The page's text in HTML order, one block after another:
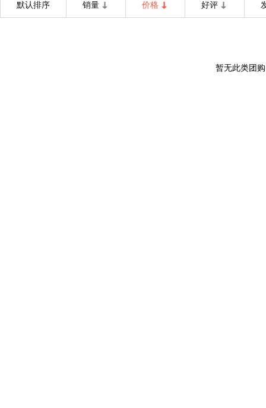
默认排序 销量 价格 好评
暂无此类团